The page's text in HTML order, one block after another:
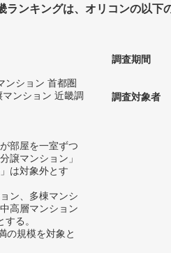
ランキングは、オリコンの以下
ンション 首都圏
ンション 近畿調
部屋を一室ずつ
譲マンション」
は対象外とす
ン、多棟マンシ
高層マンション
る。
の規模を対象と
調査期間
調査対象者